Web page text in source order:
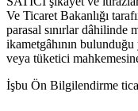
Ve Ticaret Bakanlığı
parasal sınırlar dâhilinde
ikametgâhının
veya tüketici
İşbu Ön Bilgilendirme